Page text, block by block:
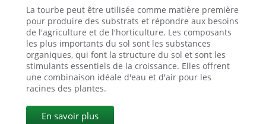
La tourbe peut être utilisée comme matière première
pour produire des substrats et répondre aux besoins
de l'agriculture et de l'horticulture. Les composants
les plus importants du sol sont les substances
organiques, qui font la structure du sol et sont les
stimulants essentiels de la croissance. Elles offrent
une combinaison idéale d'eau et d'air pour les
racines des plantes.
En savoir plus